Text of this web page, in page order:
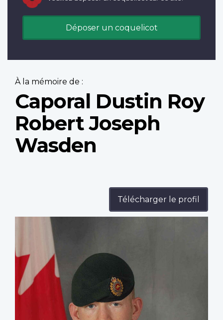
Déposer un coquelicot
À la mémoire de :
Caporal Dustin Roy
Robert Joseph
Wasden
Télécharger le profil